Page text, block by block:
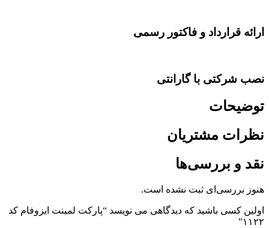
ارائه قرارداد و فاکتور رسمی
نصب شرکتی با گارانتی
توضیحات
نظرات مشتریان
نقد و بررسی‌ها
هنوز بررسی‌ای ثبت نشده است.
اولین کسی باشید که دیدگاهی می نویسد “پارکت لمینت ایزوفام کد
۱۱۲۲”